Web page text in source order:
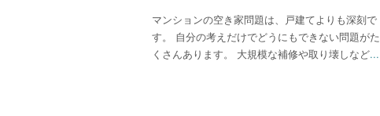
マンションの空き家問題は、戸建てよりも深刻で
す。 自分の考えだけでどうにもできない問題がた
くさんあります。 大規模な補修や取り壊しなど...